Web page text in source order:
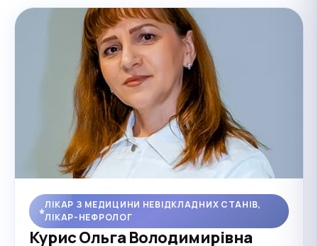
ЛІКАР З МЕДИЦИНИ НЕВІДКЛАДНИХ СТАНІВ,
ЛІКАР-НЕФРОЛОГ
Курис Ольга Володимирівна